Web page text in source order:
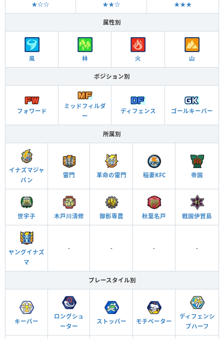
★☆☆ ★★☆ ★★★
属性別
風 林 火 山
ポジション別
フォワード
ミッドフィルダ
ー
ディフェンス ゴールキーパー
所属別
イナズマジャ
パン
雷門 革命の雷門 稲妻KFC 帝国
世宇子 木戸川清修 御影専農 秋葉名戸 戦国伊賀島
ヤングイナズ
マ
- - - -
プレースタイル別
キーパー
ロングシュ
ーター
ストッパー モチベーター
ディフェンシ
ブハーフ